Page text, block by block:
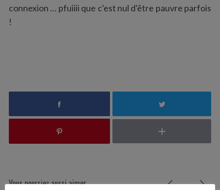
connexion … pfuiiii que c'est nul d'être pauvre parfois
!
Vous pourriez aussi aimer
S